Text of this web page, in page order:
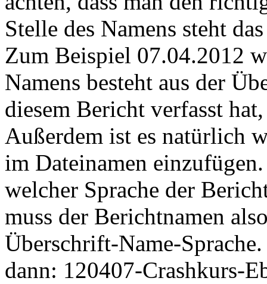
Stelle des Namens steht
Zum Beispiel 07.04.2012
Namens besteht aus der
diesem Bericht verfasst
Außerdem ist es natürlich
im Dateinamen
welcher Sprache der
muss der Berichtnamen
Überschrift-Name-
dann: 120407-Crashkurs-